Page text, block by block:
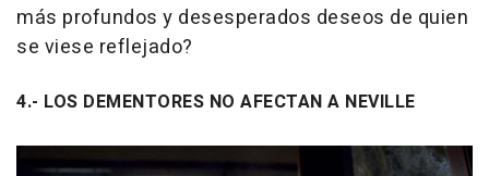
más profundos y desesperados deseos de quien
se viese reflejado?
4.- LOS DEMENTORES NO AFECTAN A NEVILLE